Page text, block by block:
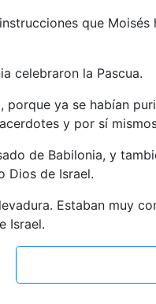
que
celebraron la Pascua.
ya se habían
y por sí
de Babilonia, y
Dios de Israel.
Estaban muy
Israel.